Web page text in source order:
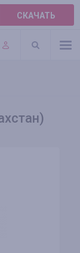
СКАЧАТЬ